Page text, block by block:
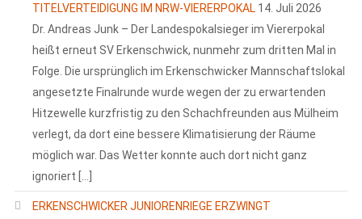
TITELVERTEIDIGUNG IM NRW-VIERERPOKAL 14. Juli 2026
Dr. Andreas Junk – Der Landespokalsieger im Viererpokal
heißt erneut SV Erkenschwick, nunmehr zum dritten Mal in
Folge. Die ursprünglich im Erkenschwicker Mannschaftslokal
angesetzte Finalrunde wurde wegen der zu erwartenden
Hitzewelle kurzfristig zu den Schachfreunden aus Mülheim
verlegt, da dort eine bessere Klimatisierung der Räume
möglich war. Das Wetter konnte auch dort nicht ganz
ignoriert […]
ERKENSCHWICKER JUNIORENRIEGE ERZWINGT